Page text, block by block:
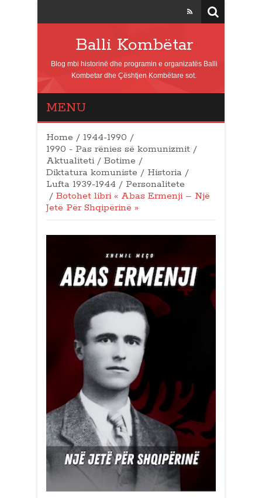
Balli Kombëtar
Blog mbi historinë dhe programin e organizatës Balli
Kombetar dhe Çështjen Kombëtare sot.
MENU
Home / 1944-1990 /
1990 - Pas rënies së komunizmit /
Aktualiteti / Botime /
Diktatura komuniste / Historia /
Lufta 1939-1944 / Personalitete
/ Botohet libri « Abas Ermenji – Një
Jetë Për Shqipërinë »